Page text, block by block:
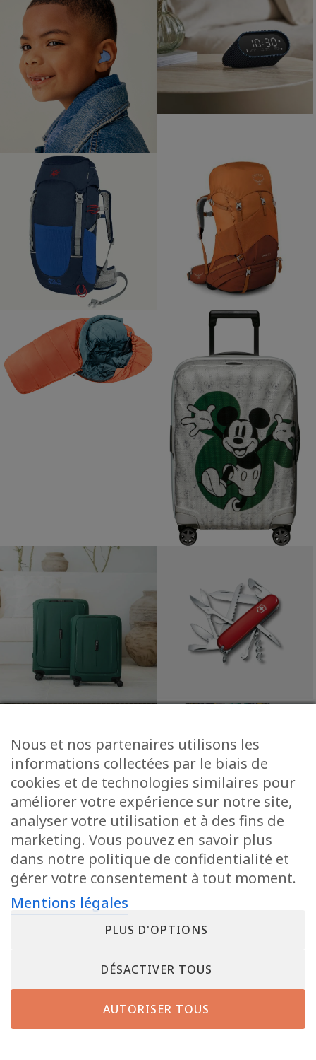
Nous et nos partenaires utilisons les
informations collectées par le biais de
cookies et de technologies similaires pour
améliorer votre expérience sur notre site,
analyser votre utilisation et à des fins de
marketing. Vous pouvez en savoir plus
dans notre politique de confidentialité et
gérer votre consentement à tout moment.
Mentions légales
PLUS D'OPTIONS
DÉSACTIVER TOUS
AUTORISER TOUS